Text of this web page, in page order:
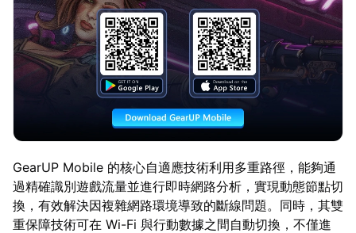
GearUP Mobile 的核心自適應技術利用多重路徑，能夠通
過精確識別遊戲流量並進行即時網路分析，實現動態節點切
換，有效解決因複雜網路環境導致的斷線問題。同時，其雙
重保障技術可在 Wi-Fi 與行動數據之間自動切換，不僅進